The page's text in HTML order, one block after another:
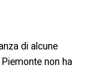
di alcune
non ha